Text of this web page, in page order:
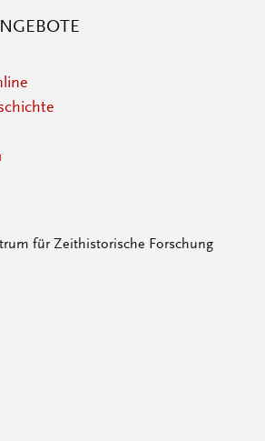
für Zeithistorische Forschung